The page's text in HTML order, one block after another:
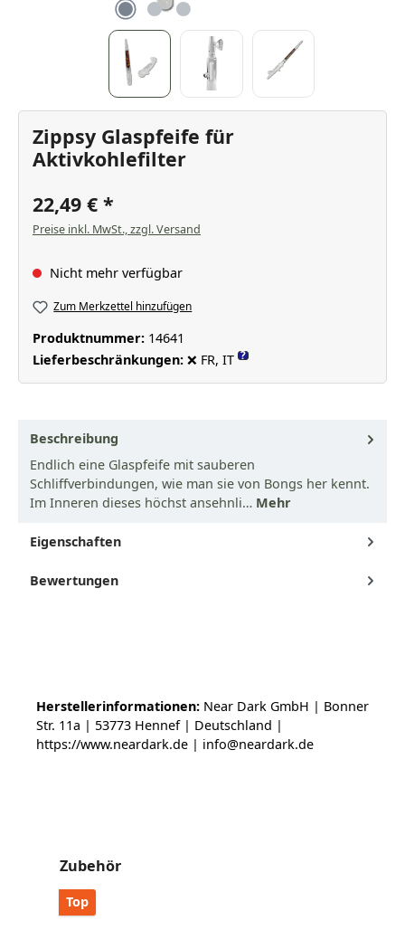
Zippsy Glaspfeife für
Aktivkohlefilter
22,49 €
Preise inkl. MwSt., zzgl. Versand
Nicht mehr verfügbar
Zum Merkzettel hinzufügen
Produktnummer: 14641
Lieferbeschränkungen: ❌ FR, IT ?
Beschreibung
Endlich eine Glaspfeife mit sauberen
Schliffverbindungen, wie man sie von Bongs her kennt.
Im Inneren dieses höchst ansehnli… Mehr
Eigenschaften
Bewertungen
Herstellerinformationen: Near Dark GmbH | Bonner
Str. 11a | 53773 Hennef | Deutschland |
https://www.neardark.de | info@neardark.de
Produktgalerie überspringen
Zubehör
Top